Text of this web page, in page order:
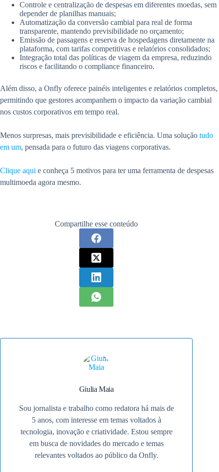
Controle e centralização de despesas em diferentes moedas, sem
depender de planilhas manuais;
Automatização da conversão cambial para real de forma
transparente, mantendo previsibilidade no orçamento;
Emissão de passagens e reserva de hospedagens diretamente na
plataforma, com tarifas competitivas e relatórios consolidados;
Integração total das políticas de viagem da empresa, reduzindo
riscos e facilitando o compliance financeiro.
Além disso, a Onfly oferece painéis inteligentes e relatórios completos,
permitindo que gestores acompanhem o impacto da variação cambial
nos custos corporativos em tempo real.
Menos surpresas, mais previsibilidade e eficiência. Uma solução tudo
em um, pensada para o futuro das viagens corporativas.
Clique aqui e conheça 5 motivos para ter uma ferramenta de despesas
multimoeda agora mesmo.
Compartilhe esse conteúdo
Giulia Maia
Sou jornalista e trabalho como redatora há mais de
5 anos, com interesse em temas voltados à
tecnologia, inovação e criatividade. Estou sempre
em busca de novidades do mercado e temas
relevantes voltados ao público da Onfly.